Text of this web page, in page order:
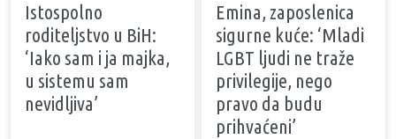
Istospolno
roditeljstvo u BiH:
‘Iako sam i ja majka,
u sistemu sam
nevidljiva’
Emina, zaposlenica
sigurne kuće: ‘Mladi
LGBT ljudi ne traže
privilegije, nego
pravo da budu
prihvaćeni’